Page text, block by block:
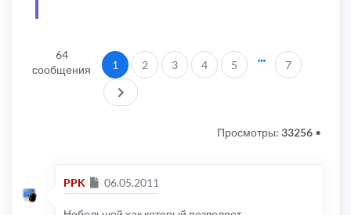
64
сообщения
1 2 3 4 5
7
След.
Просмотры: 33256 •
PPK Сообщение
06.05.2011